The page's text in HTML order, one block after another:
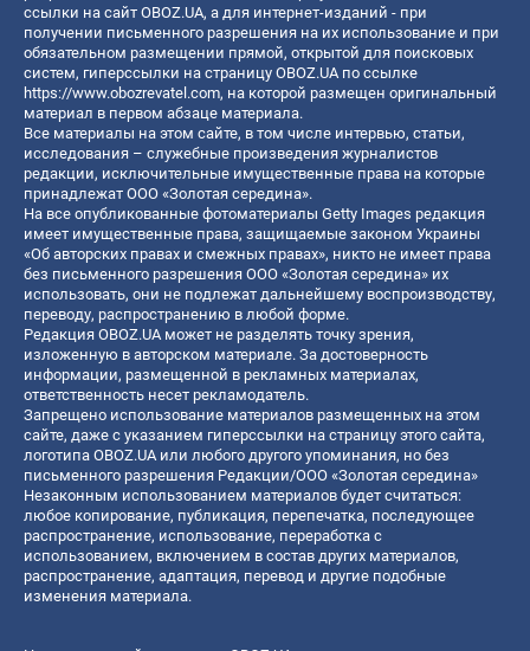
ссылки на сайт OBOZ.UA, а для интернет-изданий - при
получении письменного разрешения на их использование и при
обязательном размещении прямой, открытой для поисковых
систем, гиперссылки на страницу OBOZ.UA по ссылке
https://www.obozrevatel.com, на которой размещен оригинальный
материал в первом абзаце материала.
Все материалы на этом сайте, в том числе интервью, статьи,
исследования – служебные произведения журналистов
редакции, исключительные имущественные права на которые
принадлежат ООО «Золотая середина».
На все опубликованные фотоматериалы Getty Images редакция
имеет имущественные права, защищаемые законом Украины
«Об авторских правах и смежных правах», никто не имеет права
без письменного разрешения ООО «Золотая середина» их
использовать, они не подлежат дальнейшему воспроизводству,
переводу, распространению в любой форме.
Редакция OBOZ.UA может не разделять точку зрения,
изложенную в авторском материале. За достоверность
информации, размещенной в рекламных материалах,
ответственность несет рекламодатель.
Запрещено использование материалов размещенных на этом
сайте, даже с указанием гиперссылки на страницу этого сайта,
логотипа OBOZ.UA или любого другого упоминания, но без
письменного разрешения Редакции/ООО «Золотая середина»
Незаконным использованием материалов будет считаться:
любое копирование, публикация, перепечатка, последующее
распространение, использование, переработка с
использованием, включением в состав других материалов,
распространение, адаптация, перевод и другие подобные
изменения материала.